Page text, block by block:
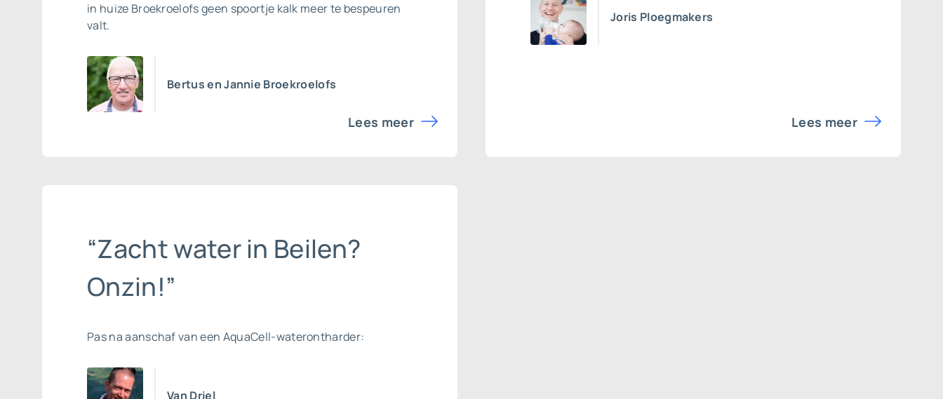
in huize Broekroelofs geen spoortje kalk meer te bespeuren
valt.
Bertus en Jannie Broekroelofs
Lees meer
Joris Ploegmakers
Lees meer
“Zacht water in Beilen?
Onzin!”
Pas na aanschaf van een AquaCell-waterontharder:
Van Driel